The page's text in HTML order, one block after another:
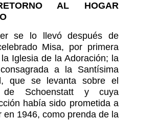
AL HOGAR
se lo llevó después de
Misa, por primera
Iglesia de la Adoración; la
a la Santísima
que se levanta sobre el
de Schoenstatt y cuya
había sido prometida a
en 1946, como prenda de la